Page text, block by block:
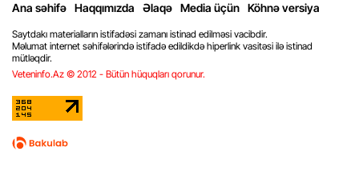
Ana səhifə Haqqımızda Əlaqə Media üçün Köhnə versiya
Saytdakı materialların istifadəsi zamanı istinad edilməsi vacibdir.
Məlumat internet səhifələrində istifadə edildikdə hiperlink vasitəsi ilə istinad
mütləqdir.
Veteninfo.Az © 2012 - Bütün hüquqları qorunur.